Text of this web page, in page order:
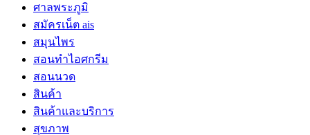
ศาลพระภูมิ
สมัครเน็ต ais
สมุนไพร
สอนทำไอศกรีม
สอนนวด
สินค้า
สินค้าและบริการ
สุขภาพ